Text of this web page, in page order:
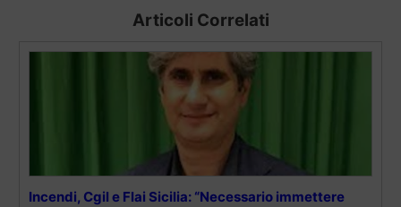
Articoli Correlati
Incendi, Cgil e Flai Sicilia: “Necessario immettere